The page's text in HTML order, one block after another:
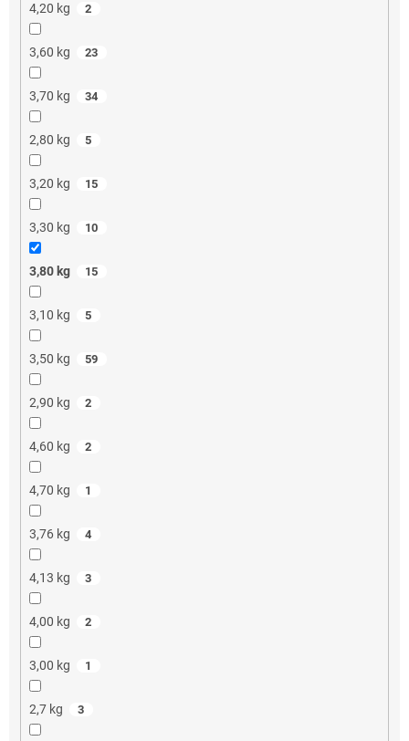
4,20 kg 2
3,60 kg 23
3,70 kg 34
2,80 kg 5
3,20 kg 15
3,30 kg 10
3,80 kg 15
3,10 kg 5
3,50 kg 59
2,90 kg 2
4,60 kg 2
4,70 kg 1
3,76 kg 4
4,13 kg 3
4,00 kg 2
3,00 kg 1
2,7 kg 3